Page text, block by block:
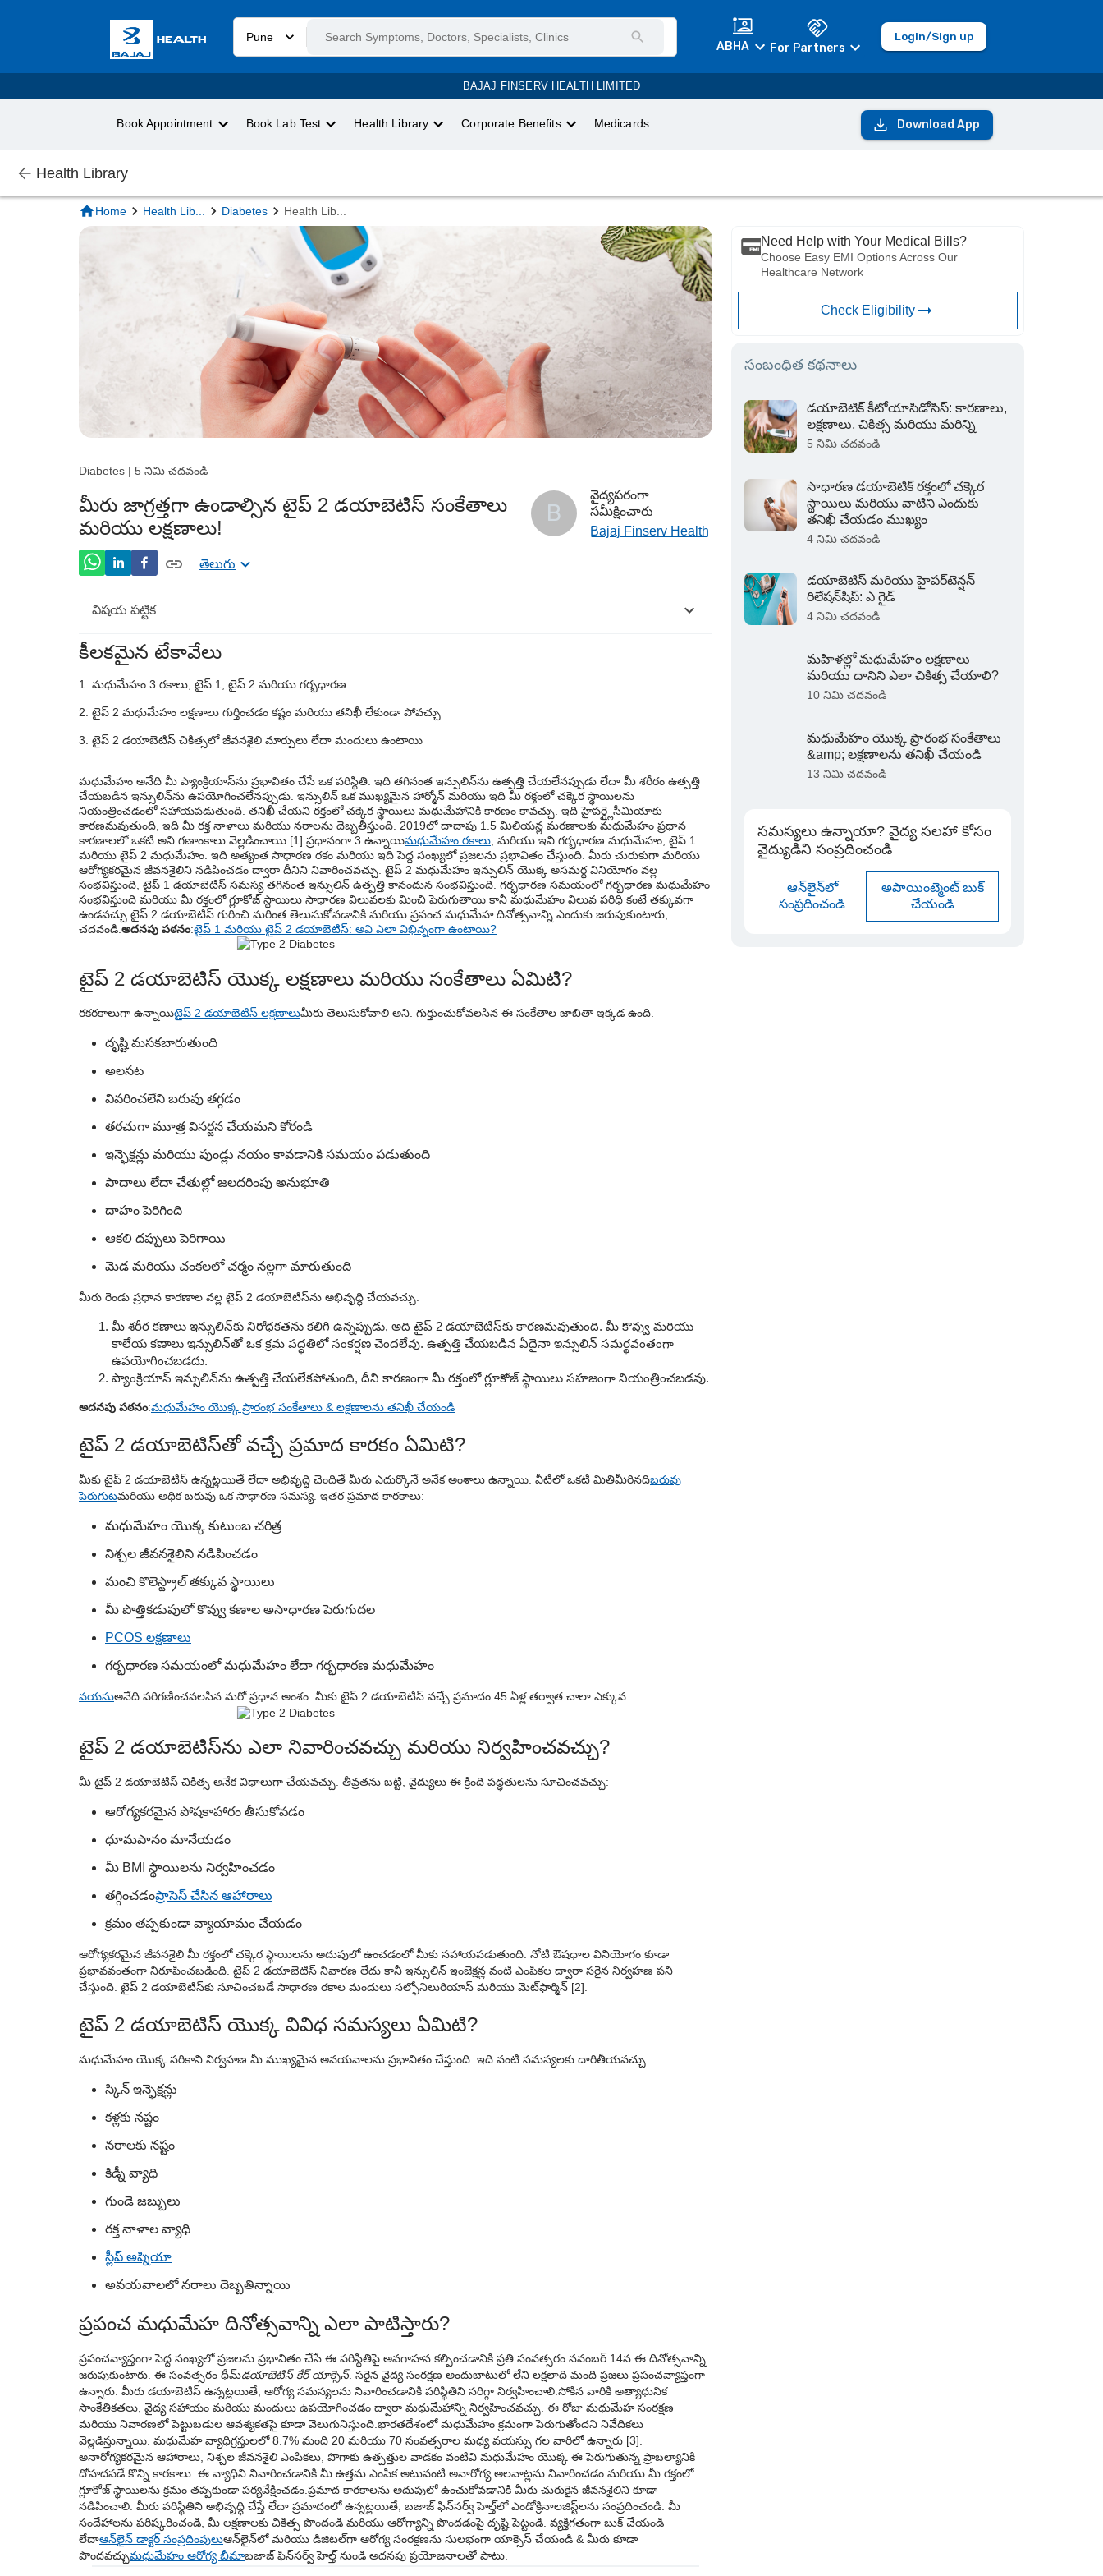
Pune
ABHA For Partners
Login/Sign up
BAJAJ FINSERV HEALTH LIMITED
Book Appointment Book Lab Test Health Library Corporate Benefits Medicards Download App
Health Library
Home Health Lib... Diabetes Health Lib...
Diabetes | 5 నిమి చదవండి
మీరు జాగ్రత్తగా ఉండాల్సిన టైప్ 2 డయాబెటిస్ సంకేతాలు
మరియు లక్షణాలు!
B
వైద్యపరంగా
సమీక్షించారు
Bajaj Finserv Health
తెలుగు
విషయ పట్టిక
టైప్ 2 డయాబెటిస్ యొక్క లక్షణాలు మరియు సంకేతాలు ఏమిటి?
టైప్ 2 డయాబెటిస్‌తో వచ్చే ప్రమాద కారకం ఏమిటి?
టైప్ 2 డయాబెటిస్‌ను ఎలా నివారించవచ్చు మరియు నిర్వహించవచ్చు?
టైప్ 2 డయాబెటిస్ యొక్క వివిధ సమస్యలు ఏమిటి?
ప్రపంచ మధుమేహ దినోత్సవాన్ని ఎలా పాటిస్తారు?
కీలకమైన టేకావేలు
మధుమేహం 3 రకాలు, టైప్ 1, టైప్ 2 మరియు గర్భధారణ
టైప్ 2 మధుమేహం లక్షణాలు గుర్తించడం కష్టం మరియు తనిఖీ లేకుండా పోవచ్చు
టైప్ 2 డయాబెటిస్ చికిత్సలో జీవనశైలి మార్పులు లేదా మందులు ఉంటాయి
మధుమేహం అనేది మీ ప్యాంక్రియాస్‌ను ప్రభావితం చేసే ఒక పరిస్థితి. ఇది తగినంత ఇన్సులిన్‌ను ఉత్పత్తి చేయలేనప్పుడు లేదా మీ శరీరం ఉత్పత్తి
చేయబడిన ఇన్సులిన్‌ను ఉపయోగించలేనప్పుడు. ఇన్సులిన్ ఒక ముఖ్యమైన హార్మోన్ మరియు ఇది మీ రక్తంలో చక్కెర స్థాయిలను
నియంత్రించడంలో సహాయపడుతుంది. తనిఖీ చేయని రక్తంలో చక్కెర స్థాయిలు మధుమేహానికి కారణం కావచ్చు. ఇది హైపర్గ్లైసీమియాకు
కారణమవుతుంది, ఇది మీ రక్త నాళాలు మరియు నరాలను దెబ్బతీస్తుంది. 2019లో దాదాపు 1.5 మిలియన్ల మరణాలకు మధుమేహం ప్రధాన
కారణాలలో ఒకటి అని గణాంకాలు వెల్లడించాయి [1].ప్రధానంగా 3 ఉన్నాయిమధుమేహం రకాలు , మరియు ఇవి గర్భధారణ మధుమేహం, టైప్ 1
మరియు టైప్ 2 మధుమేహం. ఇది అత్యంత సాధారణ రకం మరియు ఇది పెద్ద సంఖ్యలో ప్రజలను ప్రభావితం చేస్తుంది. మీరు చురుకుగా మరియు
ఆరోగ్యకరమైన జీవనశైలిని నడిపించడం ద్వారా దీనిని నివారించవచ్చు. టైప్ 2 మధుమేహం ఇన్సులిన్ యొక్క అసమర్థ వినియోగం వల్ల
సంభవిస్తుంది, టైప్ 1 డయాబెటిస్ సమస్య తగినంత ఇన్సులిన్ ఉత్పత్తి కానందున సంభవిస్తుంది. గర్భధారణ సమయంలో గర్భధారణ మధుమేహం
సంభవిస్తుంది మరియు మీ రక్తంలో గ్లూకోజ్ స్థాయిలు సాధారణ విలువలకు మించి పెరుగుతాయి కానీ మధుమేహం విలువ పరిధి కంటే తక్కువగా
ఉండవచ్చు.టైప్ 2 డయాబెటిస్ గురించి మరింత తెలుసుకోవడానికి మరియు ప్రపంచ మధుమేహ దినోత్సవాన్ని ఎందుకు జరుపుకుంటారు,
చదవండి. అదనపు పఠనం:టైప్ 1 మరియు టైప్ 2 డయాబెటిస్: అవి ఎలా విభిన్నంగా ఉంటాయి?
టైప్ 2 డయాబెటిస్ యొక్క లక్షణాలు మరియు సంకేతాలు ఏమిటి?
రకరకాలుగా ఉన్నాయిటైప్ 2 డయాబెటిస్ లక్షణాలుమీరు తెలుసుకోవాలి అని. గుర్తుంచుకోవలసిన ఈ సంకేతాల జాబితా ఇక్కడ ఉంది.
దృష్టి మసకబారుతుంది
అలసట
వివరించలేని బరువు తగ్గడం
తరచుగా మూత్ర విసర్జన చేయమని కోరండి
ఇన్ఫెక్షన్లు మరియు పుండ్లు నయం కావడానికి సమయం పడుతుంది
పాదాలు లేదా చేతుల్లో జలదరింపు అనుభూతి
దాహం పెరిగింది
ఆకలి దప్పులు పెరిగాయి
మెడ మరియు చంకలలో చర్మం నల్లగా మారుతుంది
మీరు రెండు ప్రధాన కారణాల వల్ల టైప్ 2 డయాబెటిస్‌ను అభివృద్ధి చేయవచ్చు.
మీ శరీర కణాలు ఇన్సులిన్‌కు నిరోధకతను కలిగి ఉన్నప్పుడు, అది టైప్ 2 డయాబెటిస్‌కు కారణమవుతుంది. మీ కొవ్వు మరియు
కాలేయ కణాలు ఇన్సులిన్‌తో ఒక క్రమ పద్ధతిలో సంకర్షణ చెందలేవు. ఉత్పత్తి చేయబడిన ఏదైనా ఇన్సులిన్ సమర్థవంతంగా
ఉపయోగించబడదు.
ప్యాంక్రియాస్ ఇన్సులిన్‌ను ఉత్పత్తి చేయలేకపోతుంది, దీని కారణంగా మీ రక్తంలో గ్లూకోజ్ స్థాయిలు సహజంగా నియంత్రించబడవు.
అదనపు పఠనం:మధుమేహం యొక్క ప్రారంభ సంకేతాలు & లక్షణాలను తనిఖీ చేయండి
టైప్ 2 డయాబెటిస్‌తో వచ్చే ప్రమాద కారకం ఏమిటి?
మీకు టైప్ 2 డయాబెటిస్ ఉన్నట్లయితే లేదా అభివృద్ధి చెందితే మీరు ఎదుర్కొనే అనేక అంశాలు ఉన్నాయి. వీటిలో ఒకటి మితిమీరినదిబరువు
పెరుగుటమరియు అధిక బరువు ఒక సాధారణ సమస్య. ఇతర ప్రమాద కారకాలు:
మధుమేహం యొక్క కుటుంబ చరిత్ర
నిశ్చల జీవనశైలిని నడిపించడం
మంచి కొలెస్ట్రాల్ తక్కువ స్థాయిలు
మీ పొత్తికడుపులో కొవ్వు కణాల అసాధారణ పెరుగుదల
PCOS లక్షణాలు
గర్భధారణ సమయంలో మధుమేహం లేదా గర్భధారణ మధుమేహం
వయసుఅనేది పరిగణించవలసిన మరో ప్రధాన అంశం. మీకు టైప్ 2 డయాబెటిస్ వచ్చే ప్రమాదం 45 ఏళ్ల తర్వాత చాలా ఎక్కువ.
టైప్ 2 డయాబెటిస్‌ను ఎలా నివారించవచ్చు మరియు నిర్వహించవచ్చు?
మీ టైప్ 2 డయాబెటిస్ చికిత్స అనేక విధాలుగా చేయవచ్చు. తీవ్రతను బట్టి, వైద్యులు ఈ క్రింది పద్ధతులను సూచించవచ్చు:
ఆరోగ్యకరమైన పోషకాహారం తీసుకోవడం
ధూమపానం మానేయడం
మీ BMI స్థాయిలను నిర్వహించడం
తగ్గించడంప్రాసెస్ చేసిన ఆహారాలు
క్రమం తప్పకుండా వ్యాయామం చేయడం
ఆరోగ్యకరమైన జీవనశైలి మీ రక్తంలో చక్కెర స్థాయిలను అదుపులో ఉంచడంలో మీకు సహాయపడుతుంది. నోటి ఔషధాల వినియోగం కూడా
ప్రభావవంతంగా నిరూపించబడింది. టైప్ 2 డయాబెటిస్ నివారణ లేదు కానీ ఇన్సులిన్ ఇంజెక్షన్ల వంటి ఎంపికల ద్వారా సరైన నిర్వహణ పని
చేస్తుంది. టైప్ 2 డయాబెటిస్‌కు సూచించబడే సాధారణ రకాల మందులు సల్ఫోనిలురియాస్ మరియు మెట్‌ఫార్మిన్ [2].
టైప్ 2 డయాబెటిస్ యొక్క వివిధ సమస్యలు ఏమిటి?
మధుమేహం యొక్క సరికాని నిర్వహణ మీ ముఖ్యమైన అవయవాలను ప్రభావితం చేస్తుంది. ఇది వంటి సమస్యలకు దారితీయవచ్చు:
స్కిన్ ఇన్ఫెక్షన్లు
కళ్లకు నష్టం
నరాలకు నష్టం
కిడ్నీ వ్యాధి
గుండె జబ్బులు
రక్త నాళాల వ్యాధి
స్లీప్ అప్నియా
అవయవాలలో నరాలు దెబ్బతిన్నాయి
ప్రపంచ మధుమేహ దినోత్సవాన్ని ఎలా పాటిస్తారు?
ప్రపంచవ్యాప్తంగా పెద్ద సంఖ్యలో ప్రజలను ప్రభావితం చేసే ఈ పరిస్థితిపై అవగాహన కల్పించడానికి ప్రతి సంవత్సరం నవంబర్ 14న ఈ దినోత్సవాన్ని
జరుపుకుంటారు. ఈ సంవత్సరం థీమ్డయాబెటిస్ కేర్ యాక్సెస్. సరైన వైద్య సంరక్షణ అందుబాటులో లేని లక్షలాది మంది ప్రజలు ప్రపంచవ్యాప్తంగా
ఉన్నారు. మీరు డయాబెటిస్ ఉన్నట్లయితే, ఆరోగ్య సమస్యలను నివారించడానికి పరిస్థితిని సరిగ్గా నిర్వహించాలి.సోకిన వారికి అత్యాధునిక
సాంకేతికతలు, వైద్య సహాయం మరియు మందులు ఉపయోగించడం ద్వారా మధుమేహాన్ని నిర్వహించవచ్చు. ఈ రోజు మధుమేహ సంరక్షణ
మరియు నివారణలో పెట్టుబడుల ఆవశ్యకతపై కూడా వెలుగునిస్తుంది.భారతదేశంలో మధుమేహం క్రమంగా పెరుగుతోందని నివేదికలు
వెల్లడిస్తున్నాయి. మధుమేహ వ్యాధిగ్రస్తులలో 8.7% మంది 20 మరియు 70 సంవత్సరాల మధ్య వయస్సు గల వారిలో ఉన్నారు [3].
అనారోగ్యకరమైన ఆహారాలు, నిశ్చల జీవనశైలి ఎంపికలు, పొగాకు ఉత్పత్తుల వాడకం వంటివి మధుమేహం యొక్క ఈ పెరుగుతున్న ప్రాబల్యానికి
దోహదపడే కొన్ని కారకాలు. ఈ వ్యాధిని నివారించడానికి మీ ఉత్తమ ఎంపిక అటువంటి అనారోగ్య అలవాట్లను నివారించడం మరియు మీ రక్తంలో
గ్లూకోజ్ స్థాయిలను క్రమం తప్పకుండా పర్యవేక్షించడం.ప్రమాద కారకాలను అదుపులో ఉంచుకోవడానికి మీరు చురుకైన జీవనశైలిని కూడా
నడిపించాలి. మీరు పరిస్థితిని అభివృద్ధి చేస్తే లేదా ప్రమాదంలో ఉన్నట్లయితే, బజాజ్ ఫిన్‌సర్వ్ హెల్త్‌లో ఎండోక్రినాలజిస్ట్‌లను సంప్రదించండి. మీ
సందేహాలను పరిష్కరించండి, మీ లక్షణాలకు చికిత్స పొందండి మరియు ఆరోగ్యాన్ని పొందడంపై దృష్టి పెట్టండి. వ్యక్తిగతంగా బుక్ చేయండి
లేదాఆన్‌లైన్ డాక్టర్ సంప్రదింపులుఆన్‌లైన్‌లో మరియు డిజిటల్‌గా ఆరోగ్య సంరక్షణను సులభంగా యాక్సెస్ చేయండి & మీరు కూడా
పొందవచ్చుమధుమేహం ఆరోగ్య బీమాబజాజ్ ఫిన్‌సర్వ్ హెల్త్ నుండి అదనపు ప్రయోజనాలతో పాటు.
Need Help with Your Medical Bills?
Choose Easy EMI Options Across Our
Healthcare Network
Check Eligibility
సంబంధిత కథనాలు
డయాబెటిక్ కీటోయాసిడోసిస్: కారణాలు,
లక్షణాలు, చికిత్స మరియు మరిన్ని
5 నిమి చదవండి
సాధారణ డయాబెటిక్ రక్తంలో చక్కెర
స్థాయిలు మరియు వాటిని ఎందుకు
తనిఖీ చేయడం ముఖ్యం
4 నిమి చదవండి
డయాబెటిస్ మరియు హైపర్‌టెన్షన్
రిలేషన్‌షిప్: ఎ గైడ్
4 నిమి చదవండి
మహిళల్లో మధుమేహం లక్షణాలు
మరియు దానిని ఎలా చికిత్స చేయాలి?
10 నిమి చదవండి
మధుమేహం యొక్క ప్రారంభ సంకేతాలు
&amp; లక్షణాలను తనిఖీ చేయండి
13 నిమి చదవండి
సమస్యలు ఉన్నాయా? వైద్య సలహా కోసం
వైద్యుడిని సంప్రదించండి
ఆన్‌లైన్‌లో
సంప్రదించండి
అపాయింట్మెంట్ బుక్
చేయండి